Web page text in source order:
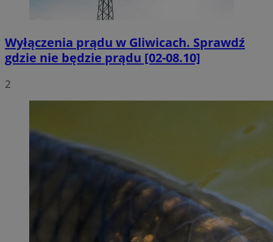
Wyłączenia prądu w Gliwicach. Sprawdź
gdzie nie będzie prądu [02-08.10]
2